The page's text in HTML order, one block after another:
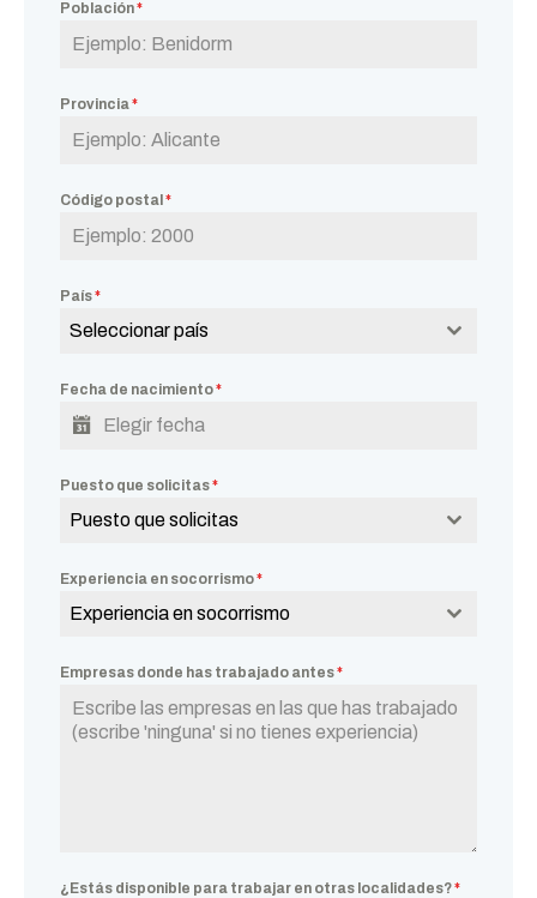
Población*
Provincia*
Código postal *
País*
Seleccionar país
Fecha de nacimiento*
Puesto que solicitas*
Puesto que solicitas
Experiencia en socorrismo*
Experiencia en socorrismo
Empresas donde has trabajado antes*
¿Estás disponible para trabajar en otras localidades?*